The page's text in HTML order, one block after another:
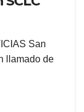
San
llamado de